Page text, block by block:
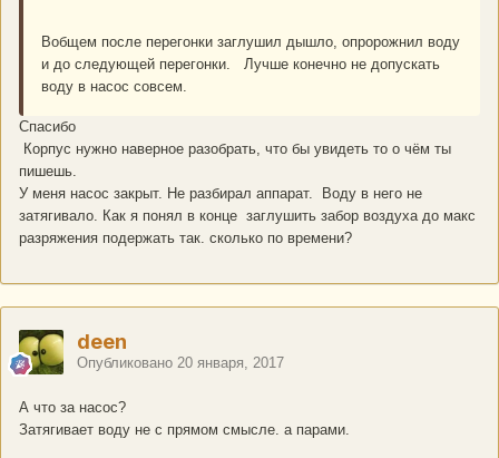
Вобщем после перегонки заглушил дышло, опророжнил воду
и до следующей перегонки. Лучше конечно не допускать
воду в насос совсем.
Спасибо
Корпус нужно наверное разобрать, что бы увидеть то о чём ты
пишешь.
У меня насос закрыт. Не разбирал аппарат. Воду в него не
затягивало. Как я понял в конце заглушить забор воздуха до макс
разряжения подержать так. сколько по времени?
deen
Опубликовано 20 января, 2017
А что за насос?
Затягивает воду не с прямом смысле. а парами.